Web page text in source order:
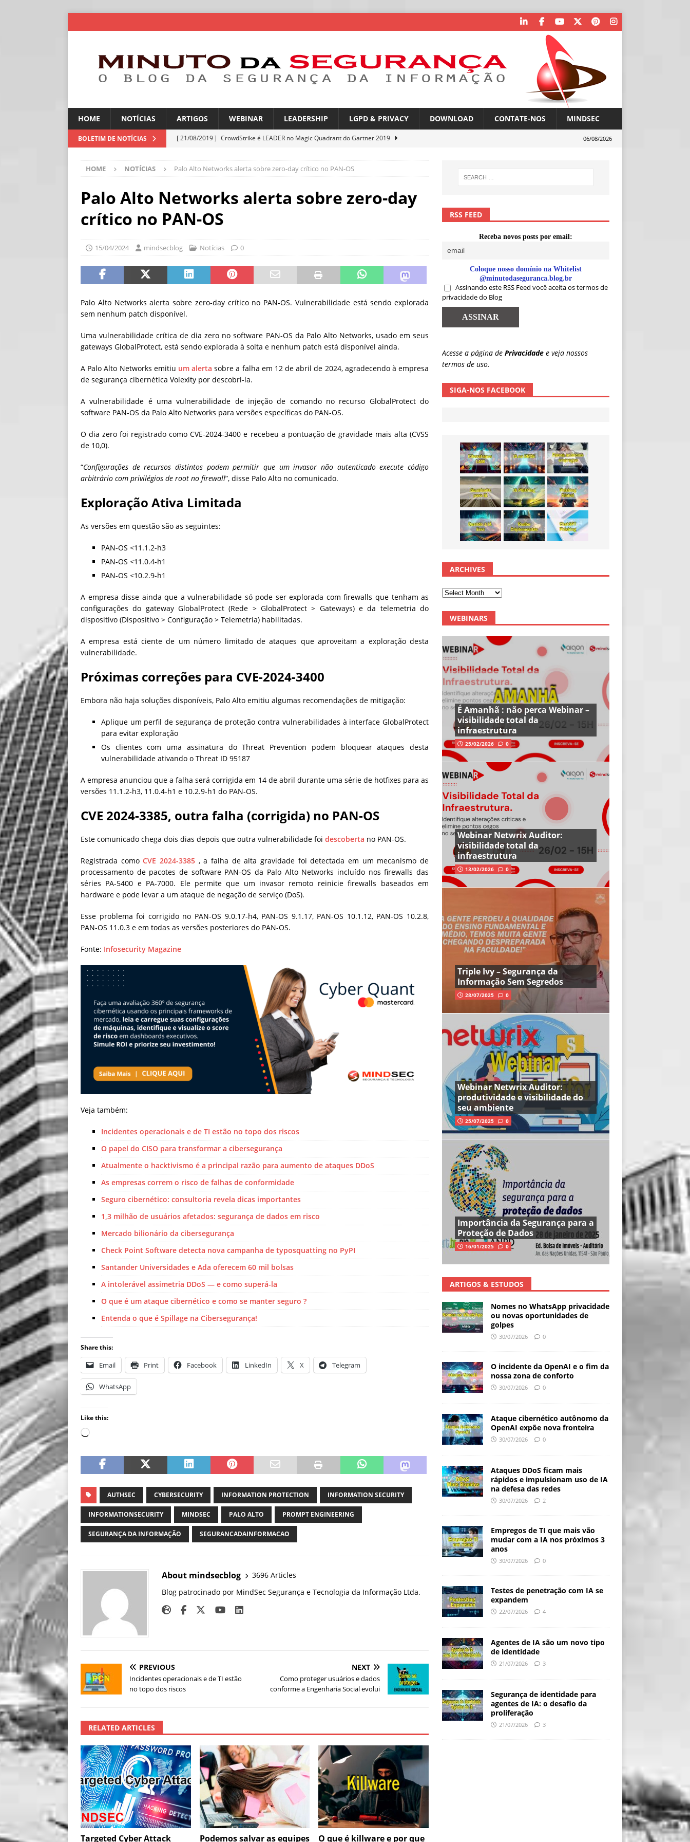
HOME NOTÍCIAS ARTIGOS WEBINAR LEADERSHIP LGPD & PRIVACY DOWNLOAD CONTATE-NOS MINDSEC
BOLETIM DE NOTÍCIAS [ 21/08/2019 ] CrowdStrike é LEADER no Magic Quadrant do Gartner 2019
[ 06/08/2026 ] América Latina é a segunda região mais exposta a ciberameaças
NOTÍCIAS
IA amplia desafio de segurança e governança nas redes corporativas
NOTÍCIAS
[ 06/08/2026 ]
[ 06/08/2026 ]
Sem guardrails, a autonomia da IA se torna um risco
NOTÍCIAS
06/08/2026
HOME NOTÍCIAS Palo Alto Networks alerta sobre zero-day crítico no PAN-OS
Palo Alto Networks alerta sobre zero-day
crítico no PAN-OS
15/04/2024 mindsecblog Notícias 0
Palo Alto Networks alerta sobre zero-day crítico no PAN-OS. Vulnerabilidade está sendo explorada
sem nenhum patch disponível.
Uma vulnerabilidade crítica de dia zero no software PAN-OS da Palo Alto Networks, usado em seus
gateways GlobalProtect, está sendo explorada à solta e nenhum patch está disponível ainda.
A Palo Alto Networks emitiu um alerta sobre a falha em 12 de abril de 2024, agradecendo à empresa
de segurança cibernética Volexity por descobri-la.
A vulnerabilidade é uma vulnerabilidade de injeção de comando no recurso GlobalProtect do
software PAN-OS da Palo Alto Networks para versões específicas do PAN-OS.
O dia zero foi registrado como CVE-2024-3400 e recebeu a pontuação de gravidade mais alta (CVSS
de 10,0).
“Configurações de recursos distintos podem permitir que um invasor não autenticado execute código
arbitrário com privilégios de root no firewall”, disse Palo Alto no comunicado.
Exploração Ativa Limitada
As versões em questão são as seguintes:
PAN-OS <11.1.2-h3
PAN-OS <11.0.4-h1
PAN-OS <10.2.9-h1
A empresa disse ainda que a vulnerabilidade só pode ser explorada com firewalls que tenham as
configurações do gateway GlobalProtect (Rede > GlobalProtect > Gateways) e da telemetria do
dispositivo (Dispositivo > Configuração > Telemetria) habilitadas.
A empresa está ciente de um número limitado de ataques que aproveitam a exploração desta
vulnerabilidade.
Próximas correções para CVE-2024-3400
Embora não haja soluções disponíveis, Palo Alto emitiu algumas recomendações de mitigação:
Aplique um perfil de segurança de proteção contra vulnerabilidades à interface GlobalProtect
para evitar exploração
Os clientes com uma assinatura do Threat Prevention podem bloquear ataques desta
vulnerabilidade ativando o Threat ID 95187
A empresa anunciou que a falha será corrigida em 14 de abril durante uma série de hotfixes para as
versões 11.1.2-h3, 11.0.4-h1 e 10.2.9-h1 do PAN-OS.
CVE 2024-3385, outra falha (corrigida) no PAN-OS
Este comunicado chega dois dias depois que outra vulnerabilidade foi descoberta no PAN-OS.
Registrada comoCVE 2024-3385 , a falha de alta gravidade foi detectada em um mecanismo de
processamento de pacotes de software PAN-OS da Palo Alto Networks incluído nos firewalls das
séries PA-5400 e PA-7000. Ele permite que um invasor remoto reinicie firewalls baseados em
hardware e pode levar a um ataque de negação de serviço (DoS).
Esse problema foi corrigido no PAN-OS 9.0.17-h4, PAN-OS 9.1.17, PAN-OS 10.1.12, PAN-OS 10.2.8,
PAN-OS 11.0.3 e em todas as versões posteriores do PAN-OS.
Fonte: Infosecurity Magazine
Veja também:
Incidentes operacionais e de TI estão no topo dos riscos
O papel do CISO para transformar a cibersegurança
Atualmente o hacktivismo é a principal razão para aumento de ataques DDoS
As empresas correm o risco de falhas de conformidade
Seguro cibernético: consultoria revela dicas importantes
1,3 milhão de usuários afetados: segurança de dados em risco
Mercado bilionário da cibersegurança
Check Point Software detecta nova campanha de typosquatting no PyPI
Santander Universidades e Ada oferecem 60 mil bolsas
A intolerável assimetria DDoS — e como superá-la
O que é um ataque cibernético e como se manter seguro ?
Entenda o que é Spillage na Cibersegurança!
Share this:
Email Print Facebook LinkedIn X Telegram
WhatsApp
Like this:
AUTHSEC CYBERSECURITY INFORMATION PROTECTION INFORMATION SECURITY
INFORMATIONSECURITY MINDSEC PALO ALTO PROMPT ENGINEERING
SEGURANÇA DA INFORMAÇÃO SEGURANCADAINFORMACAO
About mindsecblog
3696 Articles
Blog patrocinado por MindSec Segurança e Tecnologia da Informação Ltda.
PREVIOUS
Incidentes operacionais e de TI estão
no topo dos riscos
NEXT
Como proteger usuários e dados
conforme a Engenharia Social evolui
RELATED ARTICLES
Targeted Cyber Attack Podemos salvar as equipes O que é killware e por que
RSS FEED
Receba novos posts por email:
Coloque nosso domínio na Whitelist
@minutodaseguranca.blog.br
Assinando este RSS Feed você aceita os termos de
privacidade do Blog
Acesse a página de Privacidade e veja nossos
termos de uso.
SIGA-NOS FACEBOOK
ARCHIVES
WEBINARS
É Amanhã : não perca Webinar –
visibilidade total da
infraestrutura
25/02/2026 0
Webinar Netwrix Auditor:
visibilidade total da
infraestrutura
13/02/2026 0
Triple Ivy – Segurança da
Informação Sem Segredos
28/07/2025 0
Webinar Netwrix Auditor:
produtividade e visibilidade do
seu ambiente
25/07/2025 0
Importância da Segurança para a
Proteção de Dados
16/01/2025 0
ARTIGOS & ESTUDOS
Nomes no WhatsApp privacidade
ou novas oportunidades de
golpes
30/07/2026 0
O incidente da OpenAI e o fim da
nossa zona de conforto
30/07/2026 0
Ataque cibernético autônomo da
OpenAI expõe nova fronteira
30/07/2026 0
Ataques DDoS ficam mais
rápidos e impulsionam uso de IA
na defesa das redes
30/07/2026 2
Empregos de TI que mais vão
mudar com a IA nos próximos 3
anos
30/07/2026 0
Testes de penetração com IA se
expandem
22/07/2026 4
Agentes de IA são um novo tipo
de identidade
21/07/2026 3
Segurança de identidade para
agentes de IA: o desafio da
proliferação
21/07/2026 3